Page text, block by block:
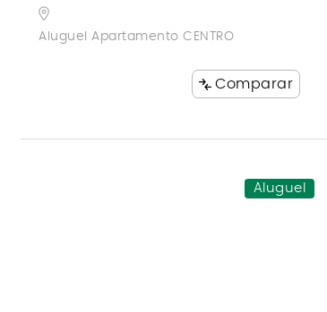
Aluguel Apartamento CENTRO
Comparar
Aluguel